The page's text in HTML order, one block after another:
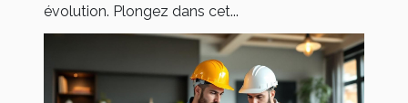
évolution. Plongez dans cet...